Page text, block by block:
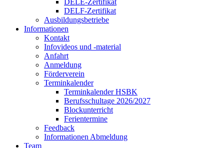
DELE-Zertifikat
DELF-Zertifikat
Ausbildungsbetriebe
Informationen
Kontakt
Infovideos und -material
Anfahrt
Anmeldung
Förderverein
Terminkalender
Terminkalender HSBK
Berufsschultage 2026/2027
Blockunterricht
Ferientermine
Feedback
Informationen Abmeldung
Team